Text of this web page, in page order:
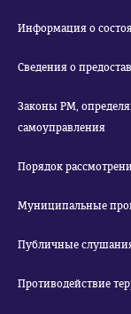
Информация о
Сведения о
Законы РМ,
самоуправления
Порядок
Муниципальные
Публичные
Противодействие